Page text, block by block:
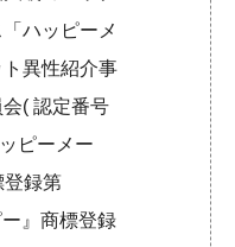
ハッピーメ
異性紹介事
( 認定番号
ピーメー
登録第
』商標登録